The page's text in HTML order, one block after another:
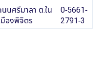
นศรีมาลา ต.ใน
มืองพิจิตร
0-5661-
2791-3